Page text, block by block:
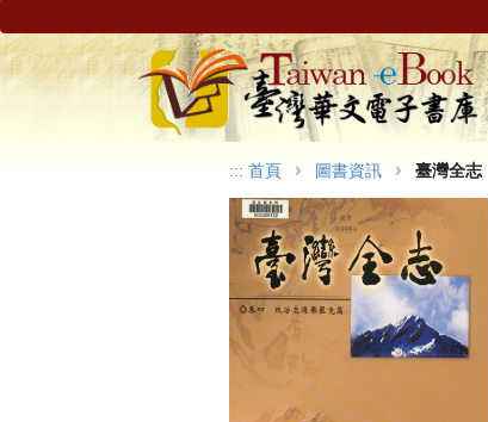
::: 首頁 圖書資訊 臺灣全志